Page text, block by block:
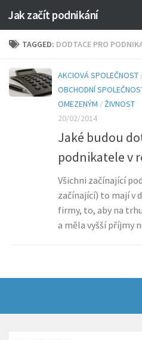
Jak začít podnikání
TAGGED: DODTACE PRO
AKCIOVÁ SPOLEČNOST
OBCHODNÍ
OMEZENÝM /ŽIVNOST
20/02/2014
Jaké budou
podnikatele v
Všichni začínající
začínající) to mají v
firmy, to, aby na
a měla vyšší příjmy